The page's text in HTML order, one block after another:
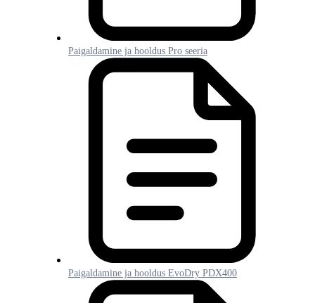
Paigaldamine ja hooldus Pro seeria
Paigaldamine ja hooldus EvoDry PDX400